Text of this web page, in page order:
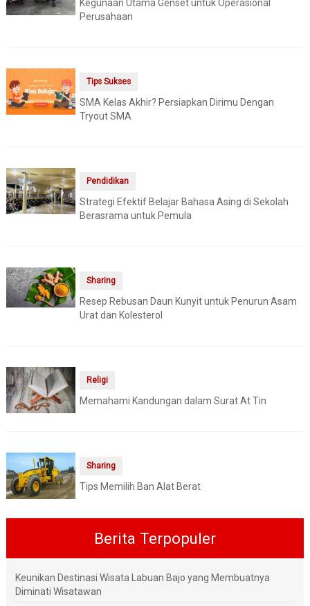
Kegunaan Utama Genset untuk Operasional
Perusahaan
Tips Sukses
SMA Kelas Akhir? Persiapkan Dirimu Dengan
Tryout SMA
Pendidikan
Strategi Efektif Belajar Bahasa Asing di Sekolah
Berasrama untuk Pemula
Sharing
Resep Rebusan Daun Kunyit untuk Penurun Asam
Urat dan Kolesterol
Religi
Memahami Kandungan dalam Surat At Tin
Sharing
Tips Memilih Ban Alat Berat
Berita Terpopuler
Keunikan Destinasi Wisata Labuan Bajo yang Membuatnya
Diminati Wisatawan